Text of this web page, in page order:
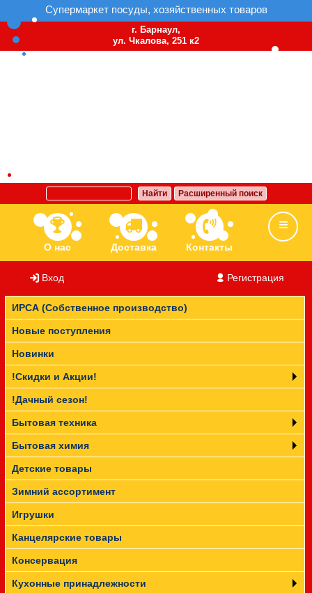
Супермаркет посуды, хозяйственных товаров
г. Барнаул,
ул. Чкалова, 251 к2
Найти Расширенный поиск
О нас Доставка Контакты
Ассортимент Бренды Вакансии
Прайс-лист
Вход Регистрация
ИРСА (Собственное производство)
Новые поступления
Новинки
!Скидки и Акции!
!Дачный сезон!
Бытовая техника
Бытовая химия
Детские товары
Зимний ассортимент
Игрушки
Канцелярские товары
Консервация
Кухонные принадлежности